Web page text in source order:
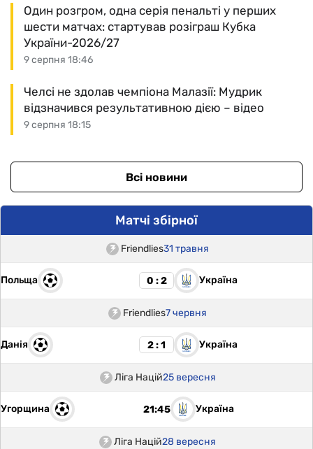
9 серпня 18:46
Один розгром, одна серія пенальті у перших
шести матчах: стартував розіграш Кубка
України-2026/27
9 серпня 18:15
Челсі не здолав чемпіона Малазії: Мудрик
відзначився результативною дією – відео
Всі новини
Матчі збірної
Friendlies31 травня
Польща 0 : 2 Україна
Friendlies7 червня
Данія 2 : 1 Україна
Ліга Націй25 вересня
Угорщина 21:45 Україна
Ліга Націй28 вересня